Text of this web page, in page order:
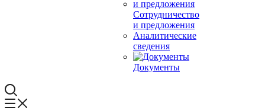
Сотрудничество
и предложения
Аналитические
сведения
Документы